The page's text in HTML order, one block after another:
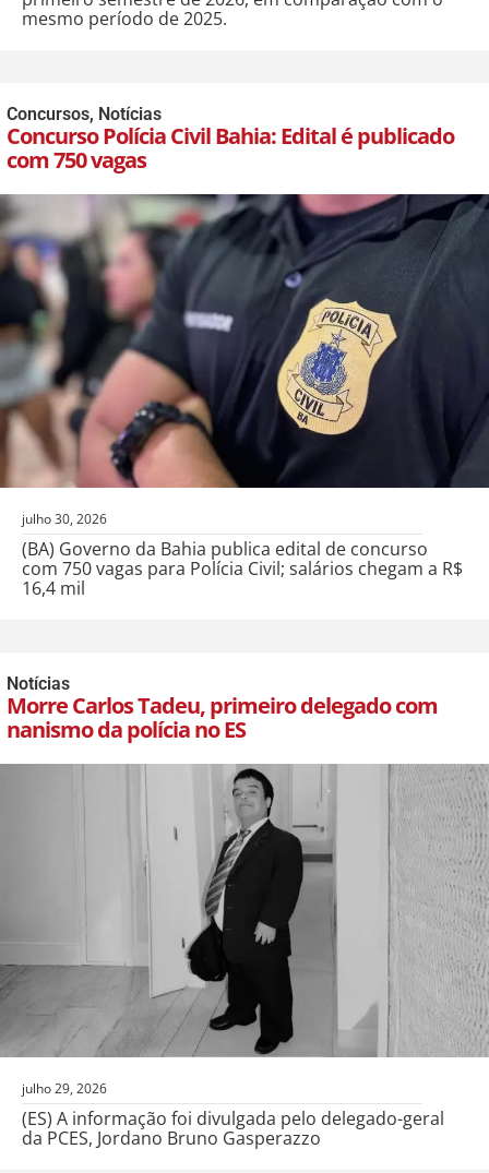
mesmo período de 2025.
Concursos, Notícias
Concurso Polícia Civil Bahia: Edital é publicado
com 750 vagas
julho 30, 2026
(BA) Governo da Bahia publica edital de concurso
com 750 vagas para Polícia Civil; salários chegam a R$
16,4 mil
Notícias
Morre Carlos Tadeu, primeiro delegado com
nanismo da polícia no ES
julho 29, 2026
(ES) A informação foi divulgada pelo delegado-geral
da PCES, Jordano Bruno Gasperazzo